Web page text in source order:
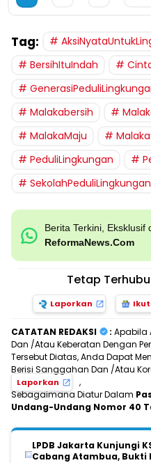
Tag:
BersihItuIndah
Malakabersih
MalakaMaju
PeduliLingkungan
SekolahPeduliLingkungan
Berita Terkini, Eksklusif
ReformaNews.Com
Tetap
Laporkan
CATATAN REDAKSI : Apabila
Dan /Atau Keberatan Dengan
Tersebut Diatas, Anda Dapat
Berisi Sanggahan Dan /Atau
Laporkan
,
Sebagaimana Diatur Dalam
Undang-Undang Nomor 40
LPDB Jakarta Kunjungi
Cabang Atambua,